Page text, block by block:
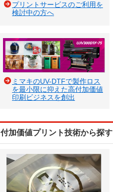
プリントサービスのご利用を
検討中の方へ
ミマキのUV-DTFで製作ロス
を最小限に抑えた高付加価値
印刷ビジネスを創出
付加価値プリント技術から探す